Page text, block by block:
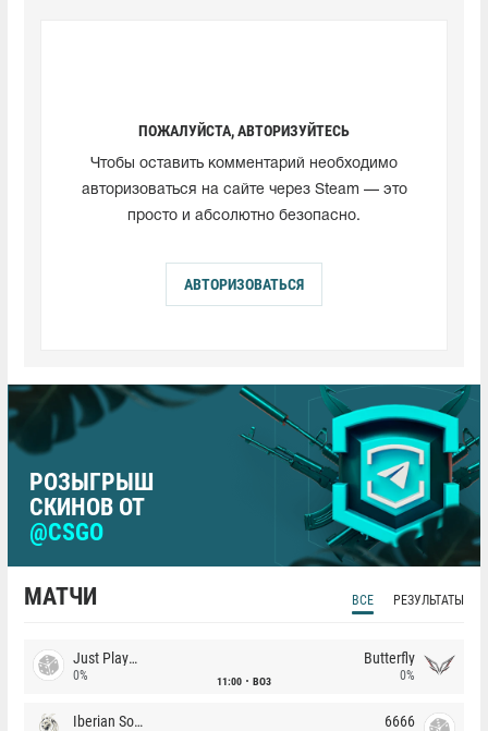
ПОЖАЛУЙСТА, АВТОРИЗУЙТЕСЬ
Чтобы оставить комментарий необходимо
авторизоваться на сайте через Steam — это
просто и абсолютно безопасно.
АВТОРИЗОВАТЬСЯ
РОЗЫГРЫШ
СКИНОВ ОТ
@CSGO
МАТЧИ ВСЕ РЕЗУЛЬТАТЫ
Just Players
0% 11:00 BO3
Butterfly
0%
Iberian Soul 6666